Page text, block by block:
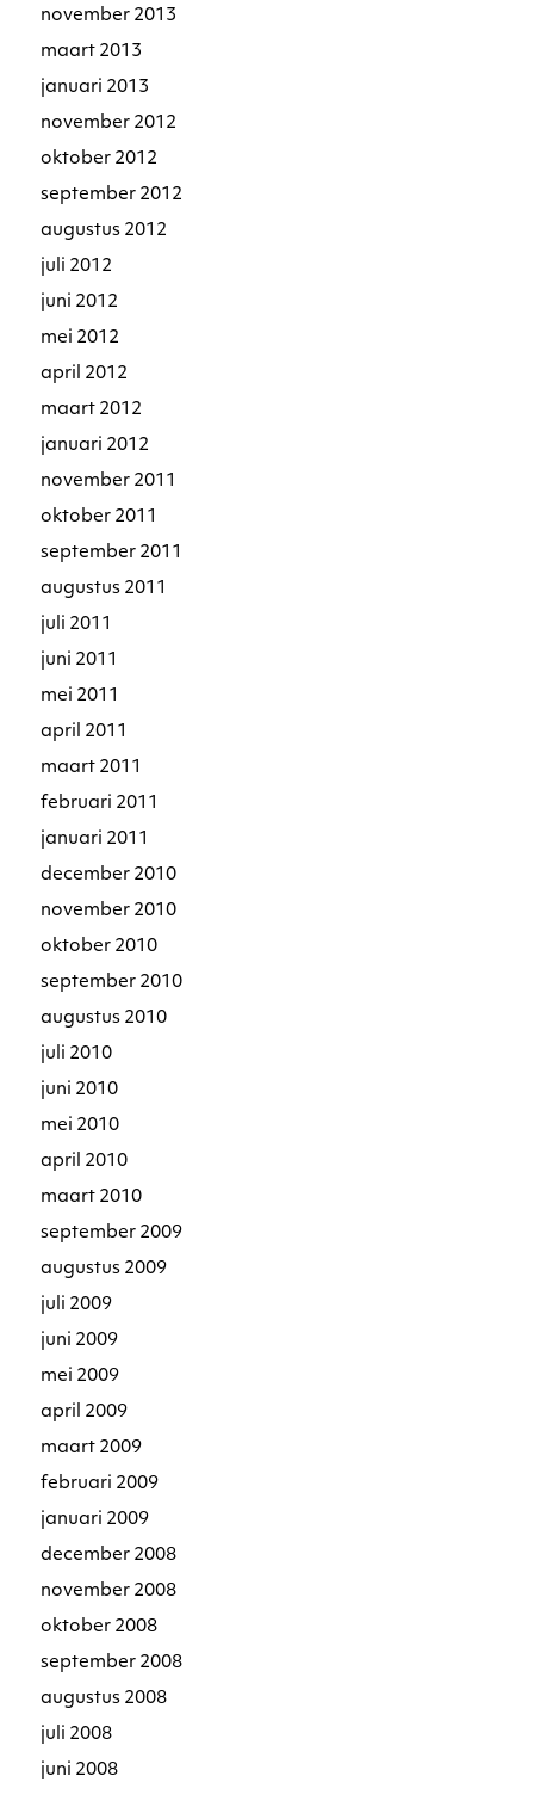
november 2013
maart 2013
januari 2013
november 2012
oktober 2012
september 2012
augustus 2012
juli 2012
juni 2012
mei 2012
april 2012
maart 2012
januari 2012
november 2011
oktober 2011
september 2011
augustus 2011
juli 2011
juni 2011
mei 2011
april 2011
maart 2011
februari 2011
januari 2011
december 2010
november 2010
oktober 2010
september 2010
augustus 2010
juli 2010
juni 2010
mei 2010
april 2010
maart 2010
september 2009
augustus 2009
juli 2009
juni 2009
mei 2009
april 2009
maart 2009
februari 2009
januari 2009
december 2008
november 2008
oktober 2008
september 2008
augustus 2008
juli 2008
juni 2008